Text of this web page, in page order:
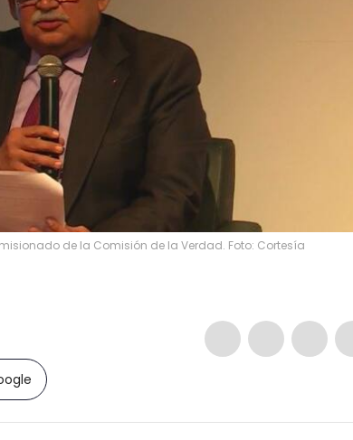
de la Comisión de la Verdad. Foto: Cortesía